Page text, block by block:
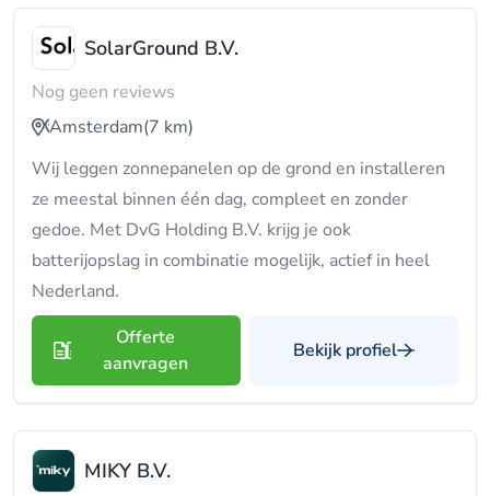
SolarGround B.V.
Nog geen reviews
Amsterdam(7 km)
Wij leggen zonnepanelen op de grond en installeren
ze meestal binnen één dag, compleet en zonder
gedoe. Met DvG Holding B.V. krijg je ook
batterijopslag in combinatie mogelijk, actief in heel
Nederland.
Offerte
aanvragen
Bekijk profiel
MIKY B.V.